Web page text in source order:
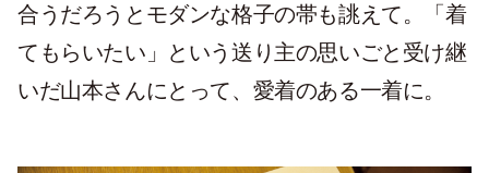
合うだろうとモダンな格子の帯も誂えて。「着
てもらいたい」という送り主の思いごと受け継
いだ山本さんにとって、愛着のある一着に。